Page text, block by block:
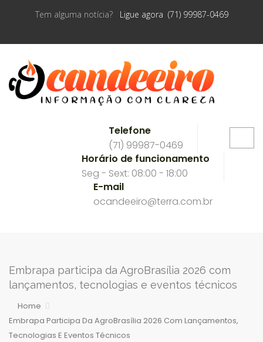
Tem alguma notícia? Ligue agora (71) 99987-0469
Telefone
(71) 99987-0469
Horário de funcionamento
Seg - Sext: 08:00 - 18:00
E-mail
ocandeeiro@terra.com.br
Embrapa participa da AgroBrasília 2026 com
lançamentos, tecnologias e eventos técnicos
Home
Embrapa Participa Da AgroBrasília 2026 Com Lançamentos,
Tecnologias E Eventos Técnicos